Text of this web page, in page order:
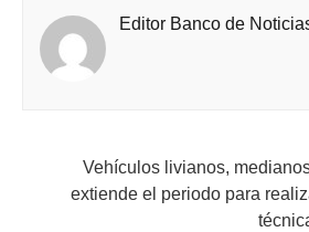
Editor Banco de
Vehículos livianos,
extiende el periodo para